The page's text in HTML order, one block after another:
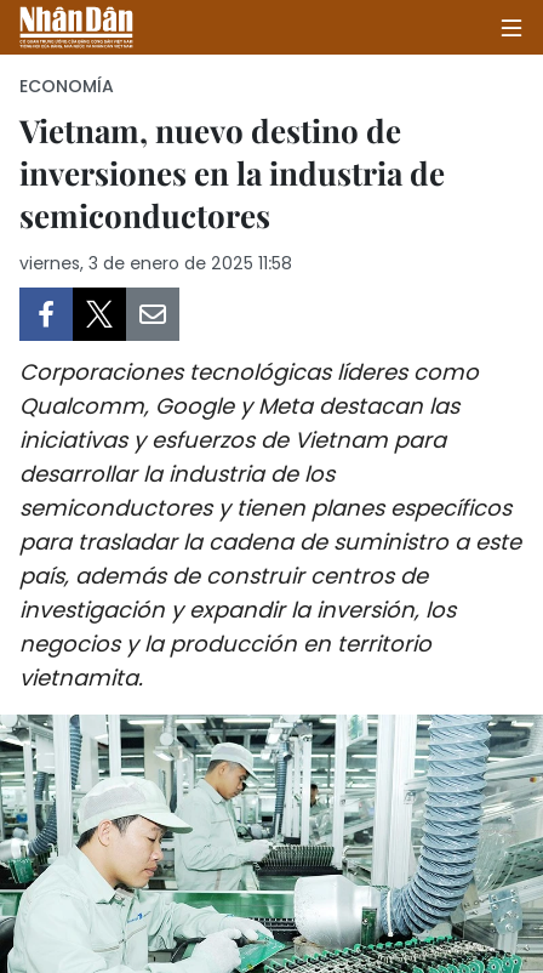
INICIO
POLÍTICA
SALUD - MEDIO AMBIENTE
CULTURA - ENTRETENIMIENTO
INTERNACIONAL
DEPORTES
VIAJES
HISTORIAS MULTIMEDIA
FOTOGRAFÍA
¿QUIÉNES SOMOS?
TIẾNG VIỆT
ECONOMÍA
Vietnam, nuevo destino de
inversiones en la industria de
semiconductores
viernes, 3 de enero de 2025 11:58
Corporaciones tecnológicas líderes como
Qualcomm, Google y Meta destacan las
iniciativas y esfuerzos de Vietnam para
desarrollar la industria de los
semiconductores y tienen planes específicos
para trasladar la cadena de suministro a este
país, además de construir centros de
investigación y expandir la inversión, los
negocios y la producción en territorio
vietnamita.